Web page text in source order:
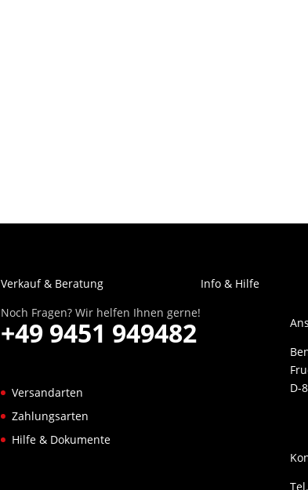
Verkauf & Beratung
Noch Fragen? Wir helfen Ihnen gerne!
+49 9451 949482
Info & Hilfe
Versandarten
Zahlungsarten
Hilfe & Dokumente
D-